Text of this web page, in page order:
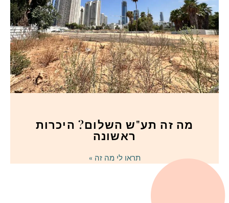
מה זה תע"ש השלום? היכרות
ראשונה
תראו לי מה זה »